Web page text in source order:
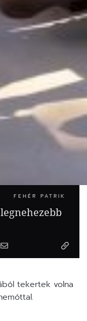
FEHÉR PATRIK
tekertek volna